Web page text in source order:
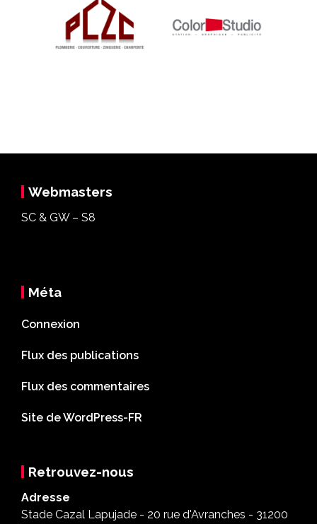
Webmasters
SC & GW – S8
Méta
Connexion
Flux des publications
Flux des commentaires
Site de WordPress-FR
Retrouvez-nous
Adresse
Stade Cazal Lapujade - 20 rue d'Avranches - 31200